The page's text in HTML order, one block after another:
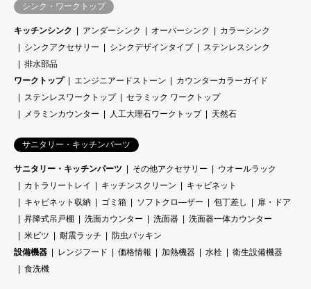
シンク・ワークトップ
キッチンシンク アンダーシンク オーバーシンク
カラーシンク
シンクアクセサリー
シンクデザインタイプ
ステンレスシンク
排水部品
ワークトップ
エンジニアードストーン
カウンターカラーガイド
ステンレスワークトップ
セラミック ワークトップ
メラミンカウンター
人工大理石ワークトップ 天然石
サニタリー・キッチンパーツ
サニタリー・キッチンパーツ その他アクセサリー
ウオールラック
カトラリートレイ
キッチンスクリーン
キャビネット
キャビネット収納
ゴミ箱 ソフトクロ―ザー 包丁差し
扉・ドア
昇降式吊戸棚
洗面カウンター 洗面器
洗面器一体カウンター
米ビツ
耐震ラッチ
防虫パッキン
設備機器
レンジフード 価格情報 加熱機器 水栓
衛生設備機器
食洗機